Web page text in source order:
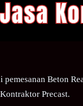
Beton
Precast.